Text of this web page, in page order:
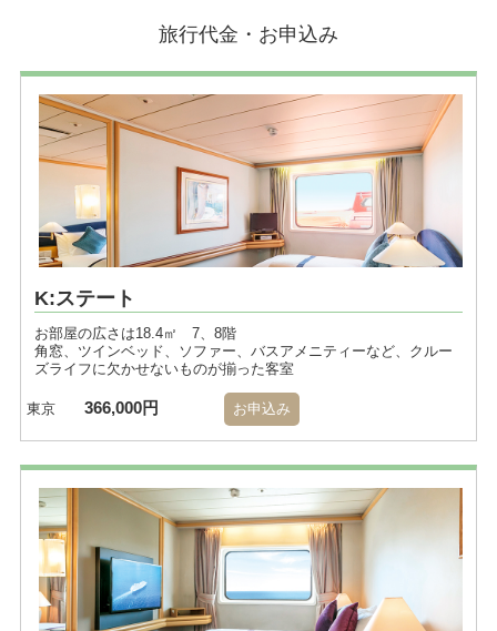
旅行代金・お申込み
K:ステート
お部屋の広さは18.4㎡ 7、8階
角窓、ツインベッド、ソファー、バスアメニティーなど、クルー
ズライフに欠かせないものが揃った客室
東京 366,000円 お申込み